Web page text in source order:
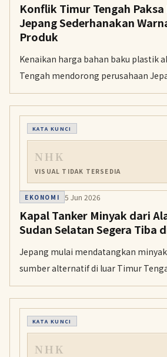
Konflik Timur Tengah
Jepang Sederhanakan
Produk
Kenaikan harga bahan baku plastik
Tengah mendorong perusahaan
penggunaan warna dan plastik pada
menekan biaya produksi.
KATA KUNCI
NHK
VISUAL TIDAK TERSEDIA
EKONOMI 5 Jun 2026
Kapal Tanker Minyak dari
Sudan Selatan Segera Tiba
Jepang mulai mendatangkan
sumber alternatif di luar Timur
mengamankan pasokan energi
penutupan Selat Hormuz.
KATA KUNCI
NHK